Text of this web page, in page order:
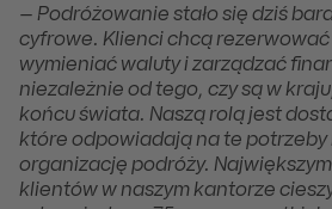
– Podróżowanie stało się dziś
cyfrowe. Klienci chcą rezerwować
wymieniać waluty i zarządzać
niezależnie od tego, czy są w
końcu świata. Naszą rolą jest
które odpowiadają na te potrzeby
organizację podróży.
klientów w naszym kantorze